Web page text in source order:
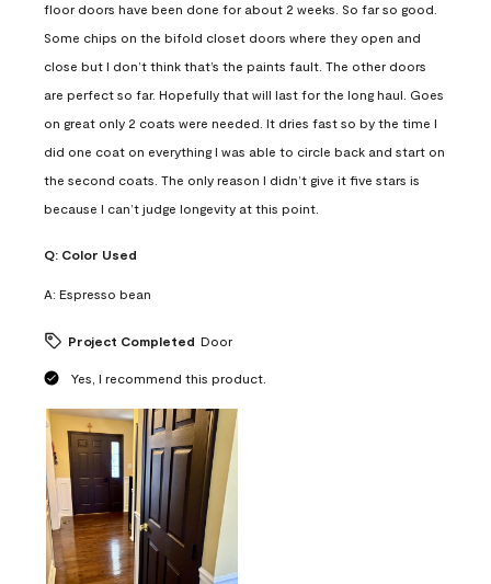
floor doors have been done for about 2 weeks. So far so good.
Some chips on the bifold closet doors where they open and
close but I don’t think that’s the paints fault. The other doors
are perfect so far. Hopefully that will last for the long haul. Goes
on great only 2 coats were needed. It dries fast so by the time I
did one coat on everything I was able to circle back and start on
the second coats. The only reason I didn’t give it five stars is
because I can’t judge longevity at this point.
Q: Color Used
A: Espresso bean
Project Completed Door
Yes, I recommend this product.